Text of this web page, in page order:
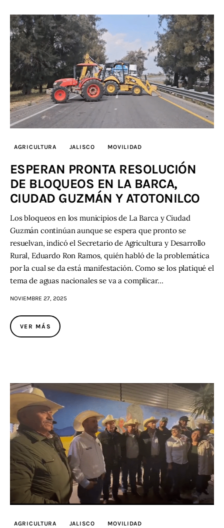
AGRICULTURA JALISCO MOVILIDAD
ESPERAN PRONTA RESOLUCIÓN
DE BLOQUEOS EN LA BARCA,
CIUDAD GUZMÁN Y ATOTONILCO
Los bloqueos en los municipios de La Barca y Ciudad
Guzmán continúan aunque se espera que pronto se
resuelvan, indicó el Secretario de Agricultura y Desarrollo
Rural, Eduardo Ron Ramos, quién habló de la problemática
por la cual se da está manifestación. Como se los platiqué el
tema de aguas nacionales se va a complicar…
NOVIEMBRE 27, 2025
VER MÁS
AGRICULTURA JALISCO MOVILIDAD